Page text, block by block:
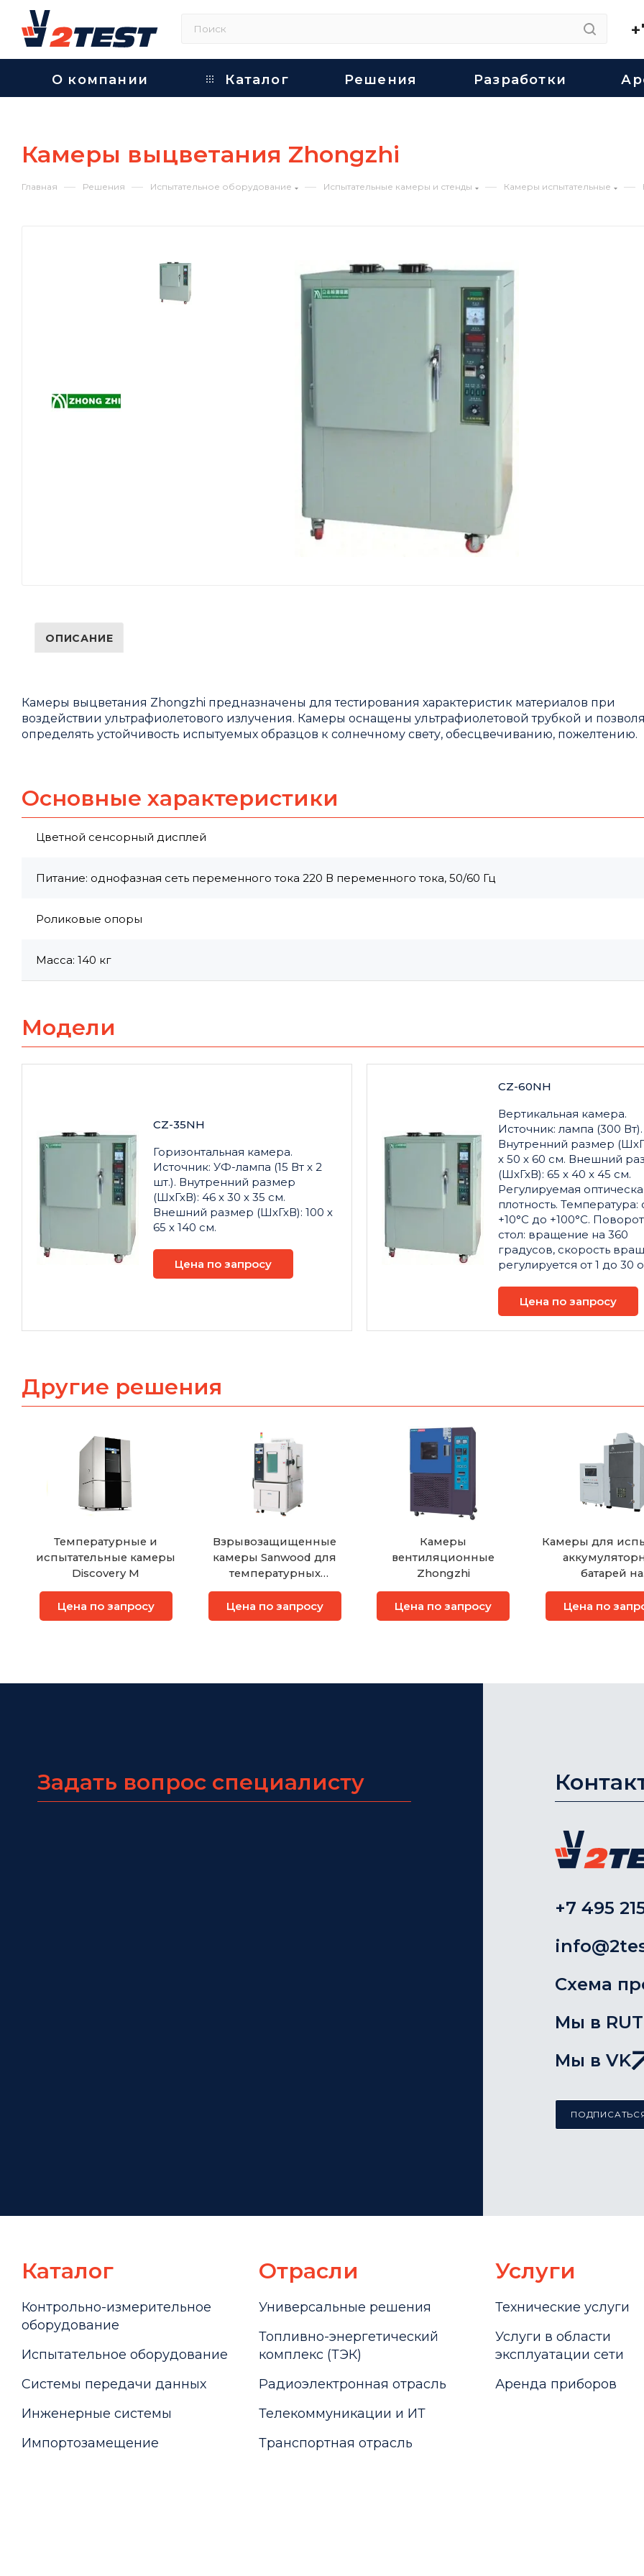
О компании Каталог Решения Разработки
Камеры выцветания Zhongzhi
Главная — Решения — Испытательное оборудование — Испытательные камеры и стенды — Камеры испытательные —
ОПИСАНИЕ
Камеры выцветания Zhongzhi предназначены для тестирования характеристик материалов при
воздействии ультрафиолетового излучения. Камеры оснащены ультрафиолетовой трубкой и
определять устойчивость испытуемых образцов к солнечному свету, обесцвечиванию, пожелтению.
Основные характеристики
Цветной сенсорный дисплей
Питание: однофазная сеть переменного тока 220 В переменного тока, 50/60 Гц
Роликовые опоры
Масса: 140 кг
Модели
CZ-35NH
Горизонтальная камера.
Источник: УФ-лампа (15 Вт x 2
шт.). Внутренний размер
(ШхГхВ): 46 x 30 x 35 см.
Внешний размер (ШхГхВ): 100 х
65 х 140 см.
Цена по запросу
CZ-60NH
Вертикальная камера.
Источник: лампа (300 Вт).
Внутренний размер
х 50 х 60 см. Внешний
(ШхГхВ): 65 x 40 x 45 см.
Регулируемая
плотность. Температура:
+10°С до +100°С.
стол: вращение на 360
градусов, скорость
регулируется от 1 до 30
Цена по запросу
Другие решения
Температурные и
испытательные камеры
Discovery M
Цена по запросу
Взрывозащищенные
камеры Sanwood для
температурных
испытаний
аккумуляторов
Цена по запросу
Камеры
вентиляционные
Zhongzhi
Цена по запросу
Камеры для
батарей на
Sanwood
Цена по
Задать вопрос специалисту
+7 495
Схема
Мы в
Мы в VK
Каталог
Контрольно-измерительное
оборудование
Испытательное оборудование
Системы передачи данных
Инженерные системы
Импортозамещение
Отрасли
Универсальные решения
Топливно-энергетический
комплекс (ТЭК)
Радиоэлектронная отрасль
Телекоммуникации и ИТ
Транспортная отрасль
Услуги
Технические услуги
Услуги в области
эксплуатации сети
Аренда приборов